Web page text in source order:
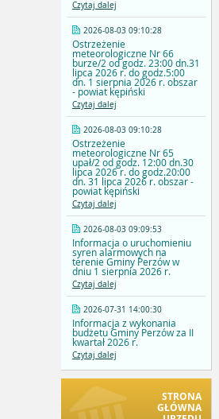
Czytaj dalej
2026-08-03 09:10:28
Ostrzeżenie
meteorologiczne Nr 66
burze/2 od godz. 23:00 dn.31
lipca 2026 r. do godz.5:00
dn. 1 sierpnia 2026 r. obszar
- powiat kępiński
Czytaj dalej
2026-08-03 09:10:28
Ostrzeżenie
meteorologiczne Nr 65
upał/2 od godz. 12:00 dn.30
lipca 2026 r. do godz.20:00
dn. 31 lipca 2026 r. obszar -
powiat kępiński
Czytaj dalej
2026-08-03 09:09:53
Informacja o uruchomieniu
syren alarmowych na
terenie Gminy Perzów w
dniu 1 sierpnia 2026 r.
Czytaj dalej
2026-07-31 14:00:30
Informacja z wykonania
budżetu Gminy Perzów za II
kwartał 2026 r.
Czytaj dalej
STRONA
GŁÓWNA